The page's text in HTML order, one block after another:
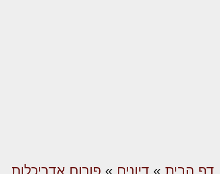
דף הבית » דיונים » פורום אדריכלות,